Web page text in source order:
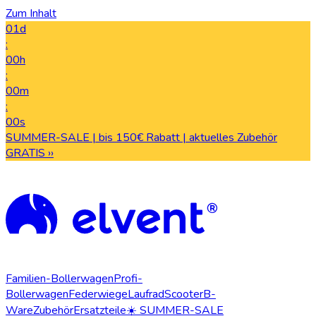
Zum Inhalt
01d
:
00h
:
00m
:
00s
SUMMER-SALE | bis 150€ Rabatt | aktuelles Zubehör
GRATIS ››
Familien-BollerwagenProfi-
BollerwagenFederwiegeLaufradScooterB-
WareZubehörErsatzteile☀️ SUMMER-SALE